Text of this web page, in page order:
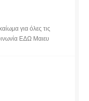
για όλες τις
ΕΔΩ Μαιευ